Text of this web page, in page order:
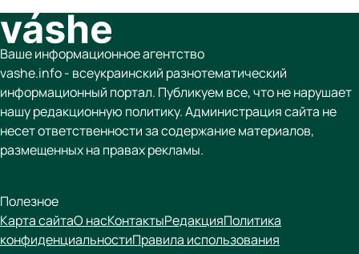
Ваше информационное агентство
vashe.info - всеукраинский разнотематический
информационный портал. Публикуем все, что не нарушает
нашу редакционную политику. Администрация сайта не
несет ответственности за содержание материалов,
размещенных на правах рекламы.
Полезное
Карта сайтаО насКонтактыРедакцияПолитика
конфиденциальностиПравила использования